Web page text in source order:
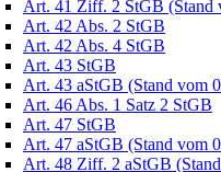
Art. 41 Ziff. 2 StGB (Stand
Art. 42 Abs. 2 StGB
Art. 42 Abs. 4 StGB
Art. 43 StGB
Art. 43 aStGB (Stand vom
Art. 46 Abs. 1 Satz 2 StGB
Art. 47 StGB
Art. 47 aStGB (Stand vom
Art. 48 Ziff. 2 aStGB